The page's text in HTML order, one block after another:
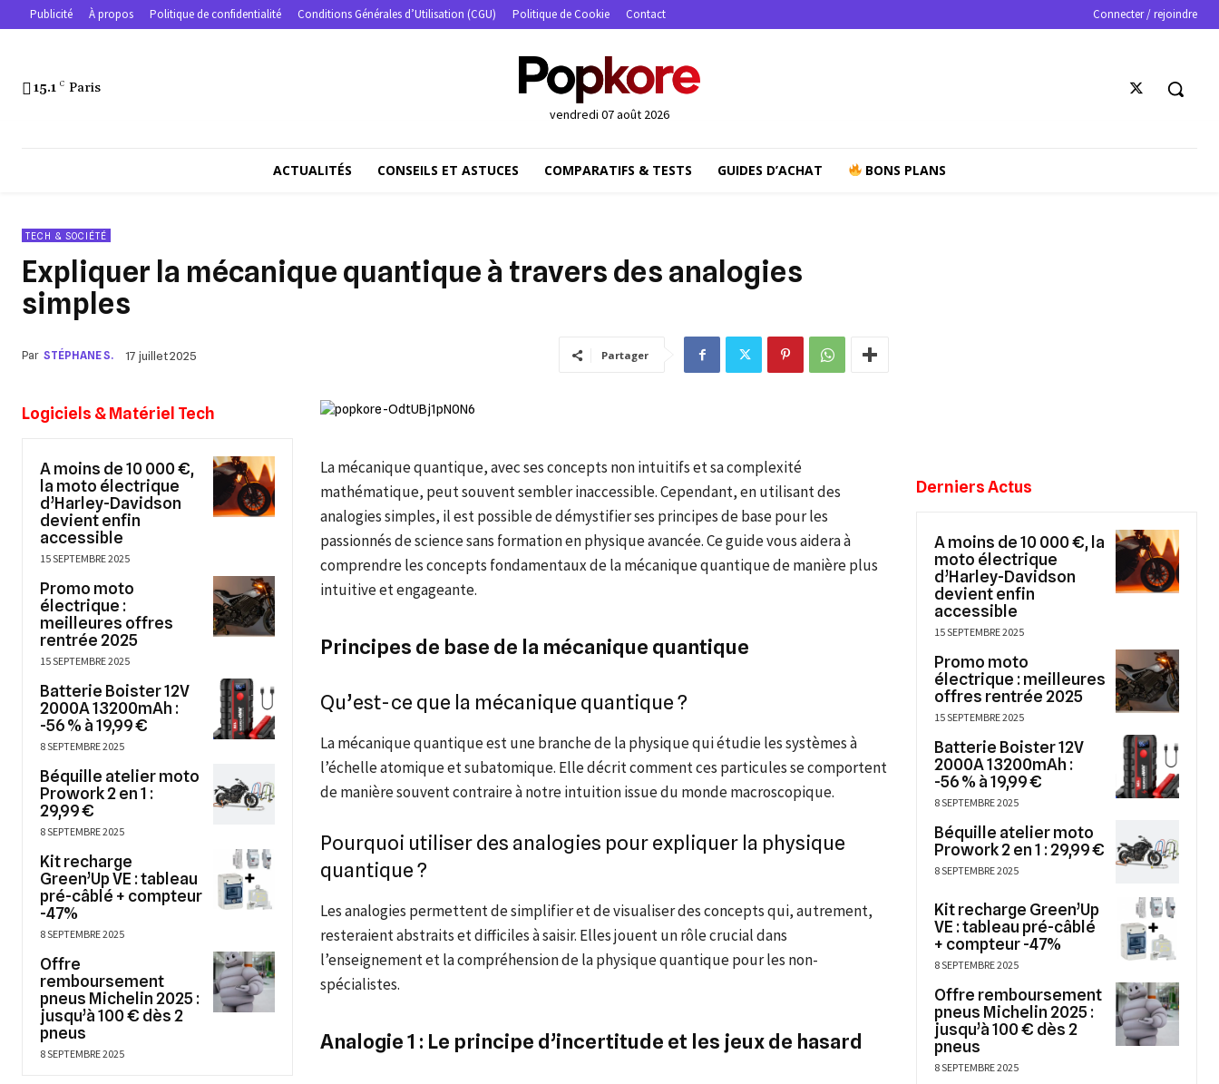
Publicité À propos Politique de confidentialité Conditions Générales d’Utilisation (CGU) Politique de Cookie Contact Connecter / rejoindre
15.1 C Paris
vendredi 07 août 2026
ACTUALITÉS CONSEILS ET ASTUCES COMPARATIFS & TESTS GUIDES D’ACHAT BONS PLANS
TECH & SOCIÉTÉ
Expliquer la mécanique quantique à travers des analogies
simples
Par STÉPHANE S. 17 juillet 2025 Partager
Logiciels & Matériel Tech
A moins de 10 000 €,
la moto électrique
d’Harley-Davidson
devient enfin
accessible
15 SEPTEMBRE 2025
Promo moto
électrique :
meilleures offres
rentrée 2025
15 SEPTEMBRE 2025
Batterie Boister 12V
2000A 13200mAh :
-56 % à 19,99 €
8 SEPTEMBRE 2025
Béquille atelier moto
Prowork 2 en 1 :
29,99 €
8 SEPTEMBRE 2025
Kit recharge
Green’Up VE : tableau
pré-câblé + compteur
-47%
8 SEPTEMBRE 2025
Offre
remboursement
pneus Michelin 2025 :
jusqu’à 100 € dès 2
pneus
8 SEPTEMBRE 2025
La mécanique quantique, avec ses concepts non intuitifs et sa complexité
mathématique, peut souvent sembler inaccessible. Cependant, en utilisant des
analogies simples, il est possible de démystifier ses principes de base pour les
passionnés de science sans formation en physique avancée. Ce guide vous aidera à
comprendre les concepts fondamentaux de la mécanique quantique de manière plus
intuitive et engageante.
Principes de base de la mécanique quantique
Qu’est-ce que la mécanique quantique ?
La mécanique quantique est une branche de la physique qui étudie les systèmes à
l’échelle atomique et subatomique. Elle décrit comment ces particules se comportent
de manière souvent contraire à notre intuition issue du monde macroscopique.
Pourquoi utiliser des analogies pour expliquer la physique
quantique ?
Les analogies permettent de simplifier et de visualiser des concepts qui, autrement,
resteraient abstraits et difficiles à saisir. Elles jouent un rôle crucial dans
l’enseignement et la compréhension de la physique quantique pour les non-
spécialistes.
Analogie 1 : Le principe d’incertitude et les jeux de hasard
Derniers Actus
A moins de 10 000 €, la
moto électrique
d’Harley-Davidson
devient enfin
accessible
15 SEPTEMBRE 2025
Promo moto
électrique : meilleures
offres rentrée 2025
15 SEPTEMBRE 2025
Batterie Boister 12V
2000A 13200mAh :
-56 % à 19,99 €
8 SEPTEMBRE 2025
Béquille atelier moto
Prowork 2 en 1 : 29,99 €
8 SEPTEMBRE 2025
Kit recharge Green’Up
VE : tableau pré-câblé
+ compteur -47%
8 SEPTEMBRE 2025
Offre remboursement
pneus Michelin 2025 :
jusqu’à 100 € dès 2
pneus
8 SEPTEMBRE 2025